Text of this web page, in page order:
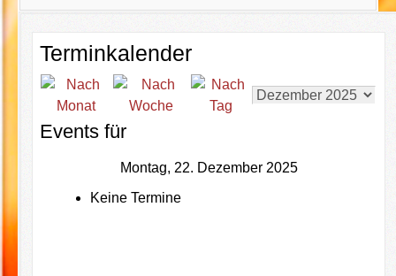
Terminkalender
Events für
Montag, 22. Dezember 2025
Keine Termine